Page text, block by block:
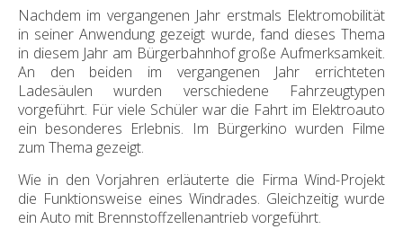
Nachdem im vergangenen Jahr erstmals Elektromobilität
in seiner Anwendung gezeigt wurde, fand dieses Thema
in diesem Jahr am Bürgerbahnhof große Aufmerksamkeit.
An den beiden im vergangenen Jahr errichteten
Ladesäulen wurden verschiedene Fahrzeugtypen
vorgeführt. Für viele Schüler war die Fahrt im Elektroauto
ein besonderes Erlebnis. Im Bürgerkino wurden Filme
zum Thema gezeigt.
Wie in den Vorjahren erläuterte die Firma Wind-Projekt
die Funktionsweise eines Windrades. Gleichzeitig wurde
ein Auto mit Brennstoffzellenantrieb vorgeführt.